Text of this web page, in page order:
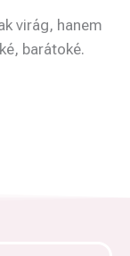
virág, hanem
barátoké.